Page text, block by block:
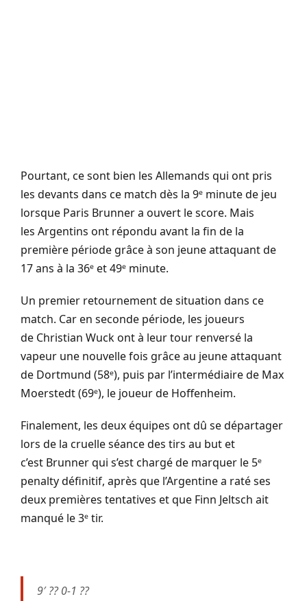
Pourtant, ce sont bien les Allemands qui ont pris
les devants dans ce match dès la 9ᵉ minute de jeu
lorsque Paris Brunner a ouvert le score. Mais
les Argentins ont répondu avant la fin de la
première période grâce à son jeune attaquant de
17 ans à la 36ᵉ et 49ᵉ minute.
Un premier retournement de situation dans ce
match. Car en seconde période, les joueurs
de Christian Wuck ont à leur tour renversé la
vapeur une nouvelle fois grâce au jeune attaquant
de Dortmund (58ᵉ), puis par l’intermédiaire de Max
Moerstedt (69ᵉ), le joueur de Hoffenheim.
Finalement, les deux équipes ont dû se départager
lors de la cruelle séance des tirs au but et
c’est Brunner qui s’est chargé de marquer le 5ᵉ
penalty définitif, après que l’Argentine a raté ses
deux premières tentatives et que Finn Jeltsch ait
manqué le 3ᵉ tir.
9′ ?? 0-1 ??